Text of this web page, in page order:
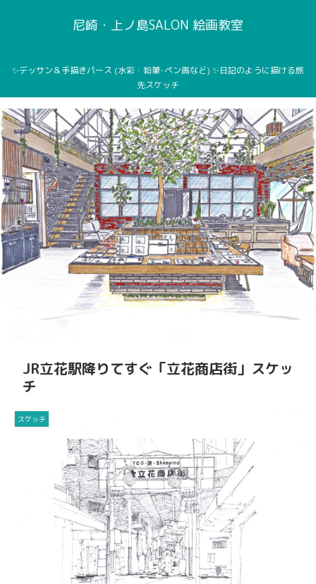
尼崎・上ノ島SALON 絵画教室
✨デッサン＆手描きパース (水彩・鉛筆･ペン画など) ✨日記のように描ける旅
先スケッチ
JR立花駅降りてすぐ「立花商店街」スケッ
チ
スケッチ